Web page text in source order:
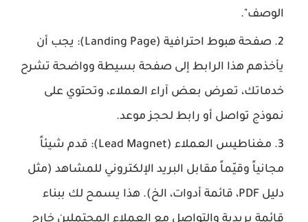
الوصف".
صفحة هبوط احترافية (Landing Page):
يجب أن
يأخذهم هذا الرابط إلى صفحة بسيطة وواضحة تشرح
خدماتك، تعرض بعض آراء العملاء، وتحتوي على
نموذج تواصل أو رابط لحجز موعد.
مغناطيس العملاء (Lead Magnet):
قدم شيئاً
مجانياً وقيّماً مقابل البريد الإلكتروني للمشاهد (مثل
دليل PDF، قائمة أدوات، الخ). هذا يسمح لك ببناء
قائمة بريدية والتواصل مع العملاء المحتملين خارج